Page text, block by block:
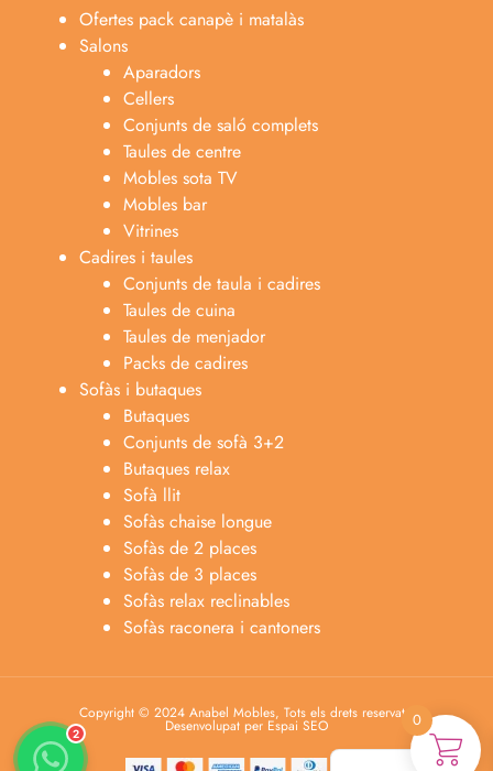
Taules auxiliars i per a TV
Rebedors i consoles per a l'entrada
Tamborets
Ofertes pack canapè i matalàs
Salons
Aparadors
Cellers
Conjunts de saló complets
Taules de centre
Mobles sota TV
Mobles bar
Vitrines
Cadires i taules
Conjunts de taula i cadires
Taules de cuina
Taules de menjador
Packs de cadires
Sofàs i butaques
Butaques
Conjunts de sofà 3+2
Butaques relax
Sofà llit
Sofàs chaise longue
Sofàs de 2 places
Sofàs relax reclinables
Sofàs raconera i cantoners
0
Español
Lun-dom 9:00am-10pm
2